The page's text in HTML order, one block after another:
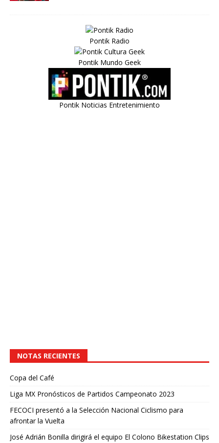
Pontik Radio
Pontik Mundo Geek
Pontik Noticias Entretenimiento
NOTAS RECIENTES
Copa del Café
Liga MX Pronósticos de Partidos Campeonato 2023
FECOCI presentó a la Selección Nacional Ciclismo para
afrontar la Vuelta
José Adrián Bonilla dirigirá el equipo El Colono Bikestation Clips